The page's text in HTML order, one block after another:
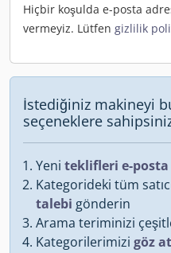
Hiçbir koşulda e-posta
vermeyiz. Lütfen gizlilik
İstediğiniz makineyi
seçeneklere
Yeni teklifleri e-posta
Kategorideki tüm
talebi gönderin
Arama teriminizi
Kategorilerimizi göz